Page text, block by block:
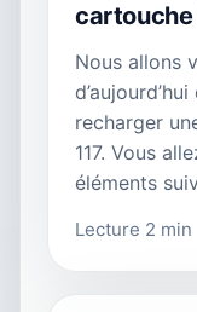
cartouche
Nous allons
recharger
117. Vous
éléments
Lecture 2 min